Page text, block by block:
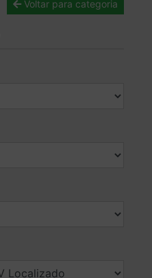
Voltar para categoria